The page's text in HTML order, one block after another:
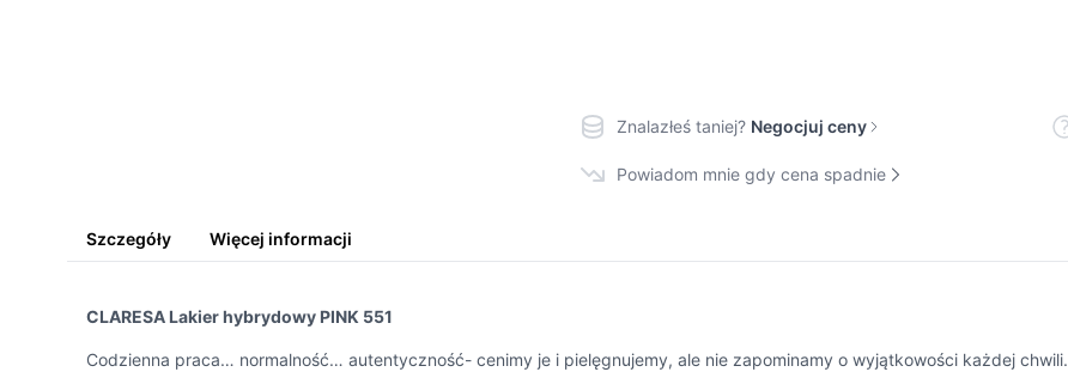
Znalazłeś taniej? Negocjuj ceny
Powiadom mnie gdy cena spadnie
Szczegóły Więcej informacji
CLARESA Lakier hybrydowy PINK 551
Codzienna praca… normalność… autentyczność- cenimy je i pielęgnujemy, ale nie zapominamy o wyjątkowości każdej chwili.